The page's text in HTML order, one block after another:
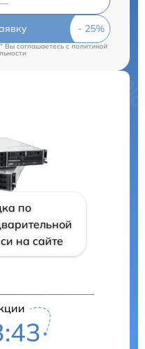
Вы соглашаетесь c политикой
по
на сайте